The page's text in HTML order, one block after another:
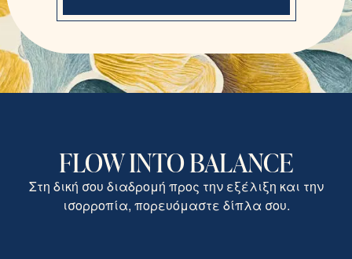
FLOW INTO BALANCE
Στη δική σου διαδρομή προς την εξέλιξη και την
ισορροπία, πορευόμαστε δίπλα σου.